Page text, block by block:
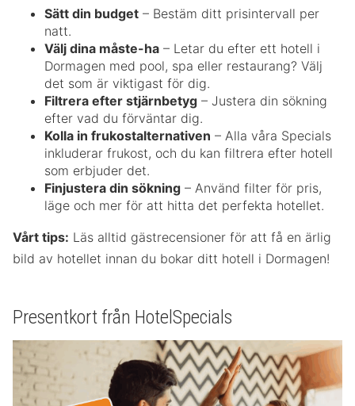
Sätt din budget – Bestäm ditt prisintervall per
natt.
Välj dina måste-ha – Letar du efter ett hotell i
Dormagen med pool, spa eller restaurang? Välj
det som är viktigast för dig.
Filtrera efter stjärnbetyg – Justera din sökning
efter vad du förväntar dig.
Kolla in frukostalternativen – Alla våra Specials
inkluderar frukost, och du kan filtrera efter hotell
som erbjuder det.
Finjustera din sökning – Använd filter för pris,
läge och mer för att hitta det perfekta hotellet.
Vårt tips: Läs alltid gästrecensioner för att få en ärlig
bild av hotellet innan du bokar ditt hotell i Dormagen!
Presentkort från HotelSpecials